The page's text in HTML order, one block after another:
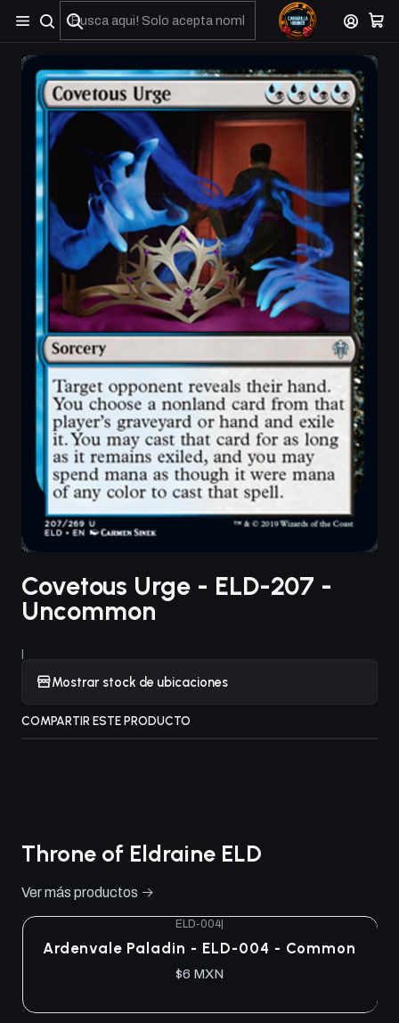
No olviden reportar sus depositos y transferencias por Whatsapp
Covetous Urge - ELD-207 -
Uncommon
|
Mostrar stock de ubicaciones
COMPARTIR ESTE PRODUCTO
Throne of Eldraine ELD
Ver más productos
ELD-004
Ardenvale Paladin - ELD-004 - Common
$6 MXN